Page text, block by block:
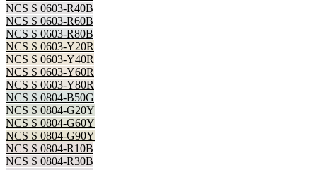
NCS S 0603-R40B
NCS S 0603-R60B
NCS S 0603-R80B
NCS S 0603-Y20R
NCS S 0603-Y40R
NCS S 0603-Y60R
NCS S 0603-Y80R
NCS S 0804-B50G
NCS S 0804-G20Y
NCS S 0804-G60Y
NCS S 0804-G90Y
NCS S 0804-R10B
NCS S 0804-R30B